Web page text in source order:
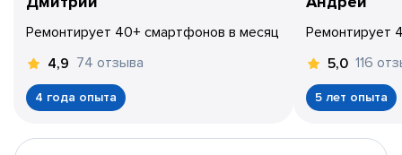
Ремонтирует 40+ смартфонов в месяц
4,9 74 отзыва
4 года опыта
Ремонтирует
5,0 116
5 лет опыта